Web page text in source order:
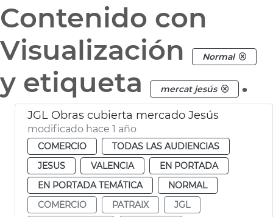
Contenido con
Visualización
Normal
y etiqueta mercat jesús .
JGL Obras cubierta mercado Jesús
modificado hace 1 año
COMERCIO
TODAS LAS AUDIENCIAS
JESUS
VALENCIA
EN PORTADA
EN PORTADA TEMÁTICA
NORMAL
COMERCIO
PATRAIX
JGL